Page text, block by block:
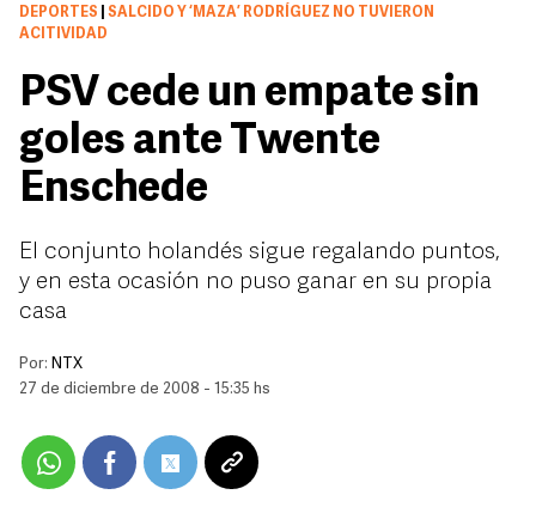
DEPORTES
SALCIDO Y ‘MAZA’ RODRÍGUEZ NO TUVIERON
ACITIVIDAD
PSV cede un empate sin
goles ante Twente
Enschede
El conjunto holandés sigue regalando puntos,
y en esta ocasión no puso ganar en su propia
casa
Por: NTX
27 de diciembre de 2008 - 15:35 hs